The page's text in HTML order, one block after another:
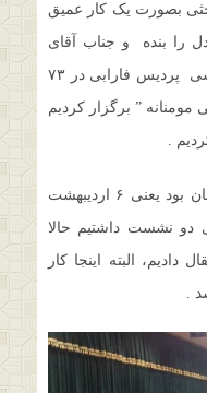
بصورت یک کار عمیق
را بنده و جناب آقای
موسوی مقدم به عنوان معاون پژوهشی پردیس فارابی در ۷۳
” برگزار کردیم
از آغاز همایش که از اول ماه رمضان بود یعنی ۶ اردیبهشت
دو نشست داشتیم حالا
دادیم، البته اینجا کار
.